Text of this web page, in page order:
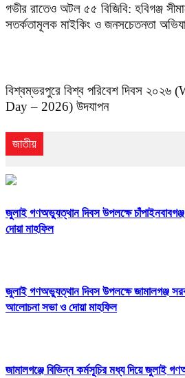
গভীর রাতেও অটল ৫৫ বিজিবি: হবিগঞ্জ
সতর্কতামূলক মাইকিং ও জনসচেতনতা
বিশ্বম্ভরপুরে বিশ্ব পরিবেশ দিবস
Day – 2026) উদযাপন
জাতীয়
জুলাই গণঅভ্যুত্থান দিবস উপলক্ষে
দোয়া মাহফিল
জুলাই গণঅভ্যুত্থান দিবস উপলক্ষে জামালগঞ্জ
আলোচনা সভা ও দোয়া মাহফিল
জামালগঞ্জে বিভিন্ন কর্মসূচির মধ্য দিয়ে জুলাই